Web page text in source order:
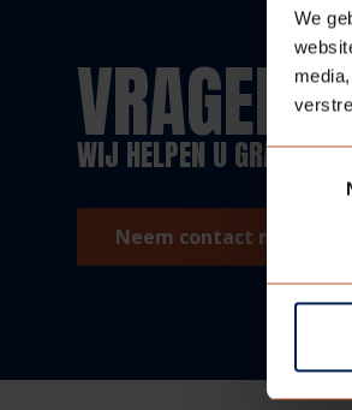
We
VRAGEN?
WIJ HELPEN U GRAAG!
Neem contact met ons